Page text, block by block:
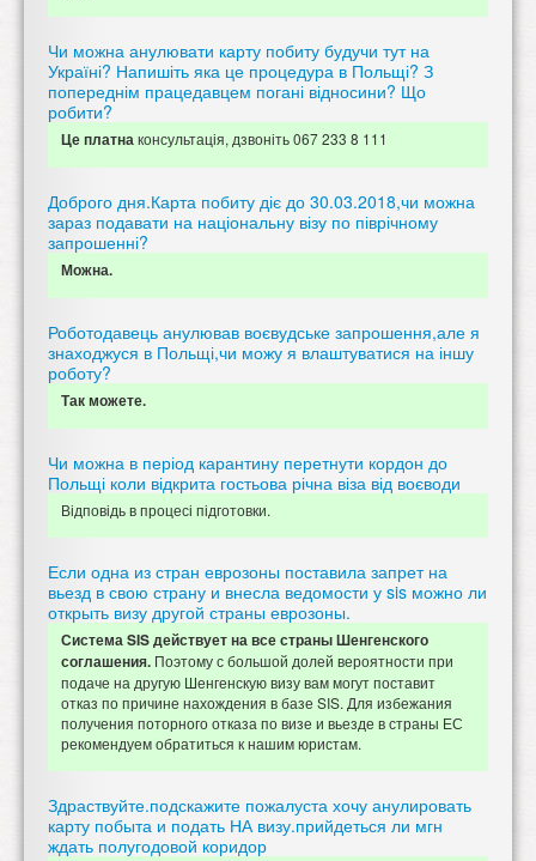
Чи можна анулювати карту побиту будучи тут на
Україні? Напишіть яка це процедура в Польщі? З
попереднім працедавцем погані відносини? Що
робити?
Це платнаконсультація, дзвоніть 067 233 8 111
Доброго дня.Карта побиту діє до 30.03.2018,чи можна
зараз подавати на національну візу по піврічному
запрошенні?
Можна.
Роботодавець анулював воєвудське запрошення,але я
знаходжуся в Польщі,чи можу я влаштуватися на іншу
роботу?
Так можете.
Чи можна в період карантину перетнути кордон до
Польщі коли відкрита гостьова річна віза від воєводи
Відповідь в процесі підготовки.
Если одна из стран еврозоны поставила запрет на
вьезд в свою страну и внесла ведомости у sis можно ли
открыть визу другой страны еврозоны.
Система SIS действует на все страны Шенгенского
соглашения. Поэтому с большой долей вероятности при
подаче на другую Шенгенскую визу вам могут поставит
отказ по причине нахождения в базе SIS. Для избежания
получения поторного отказа по визе и вьезде в страны ЕС
рекомендуем обратиться к нашим юристам.
Здраствуйте.подскажите пожалуста хочу анулировать
карту побыта и подать НА визу.прийдеться ли мгн
ждать полугодовой коридор